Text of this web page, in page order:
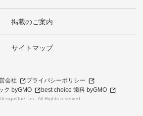
掲載のご案内
サイトマップ
会社
プライバシーポリシー
ク byGMO
best choice 歯科 byGMO
Inc. All Rights reserved.